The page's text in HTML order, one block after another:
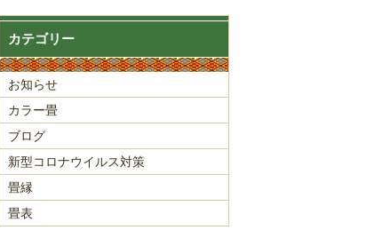
カテゴリー
お知らせ
カラー畳
ブログ
新型コロナウイルス対策
畳縁
畳表